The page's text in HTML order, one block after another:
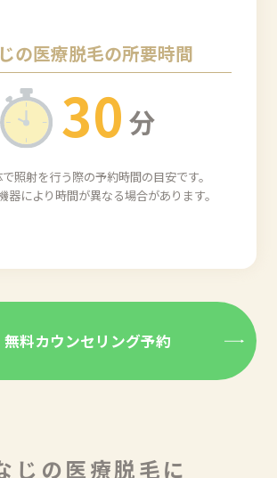
の医療脱毛の所要時間
30 分
照射を行う際の予約時間の目安です。
器により時間が異なる場合があります。
無料カウンセリング予約
じの医療脱毛に